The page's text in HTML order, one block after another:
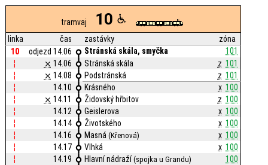
tramvaj 10
linka čas zastávky
zóna
10
odjezd 14.06 Stránská skála, smyčka
101
¦
⨯ 14.06 Stránská skála z 101
¦
⨯ 14.08 Podstránská z 101
¦
14.10 Krásného x 100
¦
⨯ 14.11 Židovský hřbitov z 100
¦
14.12 Geislerova x 100
¦
14.14 Životského x 100
¦
14.16 Masná(Křenová) x 100
¦
14.17 Vlhká x 100
¦
14.19 Hlavní nádraží(spojka u Grandu)
100